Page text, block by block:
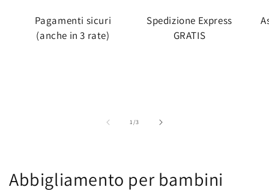
Pagamenti sicuri
(anche in 3 rate)
Spedizione Express
GRATIS
1/su
3
Abbigliamento per bambini